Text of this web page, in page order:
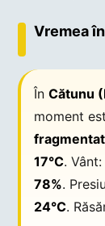
Vremea
ÎnCătunu
moment
fragmentat
17°C. Vânt:
78%.
24°C.